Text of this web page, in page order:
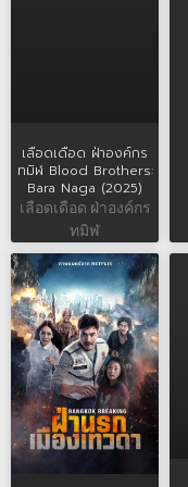
เลือดเดือด ฝ่าองค์กร
ทมิฬ Blood Brothers:
Bara Naga (2025)
เลือดเดือด ฝ่าองค์กร
ทมิฬ